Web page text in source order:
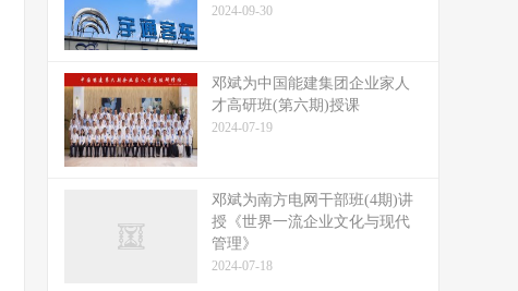
2024-09-30
邓斌为中国能建集团企业家人
才高研班(第六期)授课
2024-07-19
邓斌为南方电网干部班(4期)讲
授《世界一流企业文化与现代
管理》
2024-07-18